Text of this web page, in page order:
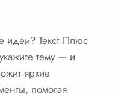
идеи? Текст Плюс
тему — и
яркие
помогая